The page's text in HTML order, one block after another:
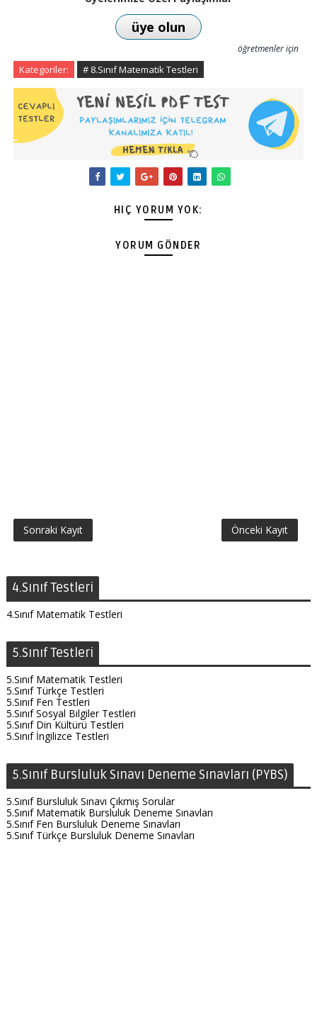
üye olun
öğretmenler için
Kategoriler: # 8.Sınıf Matematik Testleri
HIÇ YORUM YOK:
YORUM GÖNDER
Sonraki Kayıt Önceki Kayıt
4.Sınıf Testleri
4.Sınıf Matematik Testleri
5.Sınıf Testleri
5.Sınıf Matematik Testleri
5.Sınıf Türkçe Testleri
5.Sınıf Fen Testleri
5.Sınıf Sosyal Bilgiler Testleri
5.Sınıf Din Kültürü Testleri
5.Sınıf İngilizce Testleri
5.Sınıf Bursluluk Sınavı Deneme Sınavları (PYBS)
5.Sınıf Bursluluk Sınavı Çıkmış Sorular
5.Sınıf Matematik Bursluluk Deneme Sınavları
5.Sınıf Fen Bursluluk Deneme Sınavları
5.Sınıf Türkçe Bursluluk Deneme Sınavları